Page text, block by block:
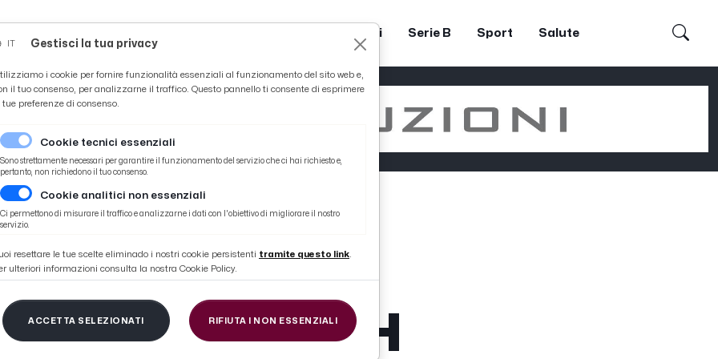
Coppa Teodori Serie B Sport Salute
MISMATCH
Gestisci la tua privacy
i cookie per fornire funzionalità essenziali al funzionamento del sito web e,
il tuo consenso, per analizzarne il traffico. Questo pannello ti consente di esprimere
tue preferenze di consenso.
Cookie tecnici essenziali
Sono strettamente necessari per garantire il funzionamento del servizio che ci hai richiesto e,
pertanto, non richiedono il tuo consenso.
Cookie analitici non essenziali
Ci permettono di misurare il traffico e analizzarne i dati con l'obiettivo di migliorare il nostro
servizio.
resettare le tue scelte eliminado i nostri cookie persistenti tramite questo link.
ulteriori informazioni consulta la nostra Cookie Policy.
ACCETTA SELEZIONATI RIFIUTA I NON ESSENZIALI